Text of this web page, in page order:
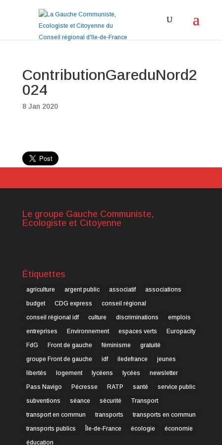
ContributionGareduNord2
024
8 Jan 2020
Le groupe Gauche Communiste,
Ecologiste et Citoyenne
Étiquettes
agriculture argent public associatif
associations
budget
CDG express
conseil régional
conseil régional idf
culture discriminations
emplois
entreprises
Environnement espaces verts
Europacity
FdG
Front de gauche féminisme
gratuité
groupe Front de gauche
idf iledefrance
jeunes
libertés
logement lycéens lycées
newsletter
Pass Navigo
Pécresse RATP santé
service public
subventions
séance sécurité
Transport
transport en commun
transports
transports en commun
transports publics
Île-de-France écologie
économie
éducation